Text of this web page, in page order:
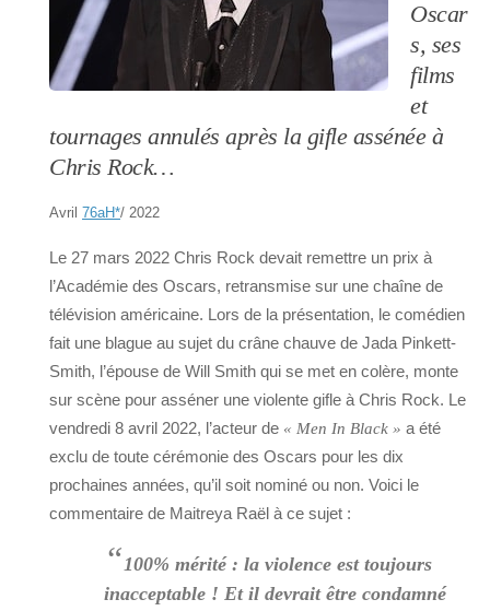
Oscar
s, ses
films
et
tournages annulés après la gifle assénée à
Chris Rock…
Avril 76aH*/ 2022
Le 27 mars 2022 Chris Rock devait remettre un prix à
l’Académie des Oscars, retransmise sur une chaîne de
télévision américaine. Lors de la présentation, le comédien
fait une blague au sujet du crâne chauve de Jada Pinkett-
Smith, l’épouse de Will Smith qui se met en colère, monte
sur scène pour asséner une violente gifle à Chris Rock. Le
vendredi 8 avril 2022, l’acteur de « Men In Black » a été
exclu de toute cérémonie des Oscars pour les dix
prochaines années, qu’il soit nominé ou non. Voici le
commentaire de Maitreya Raël à ce sujet :
“100% mérité : la violence est toujours
inacceptable ! Et il devrait être condamné